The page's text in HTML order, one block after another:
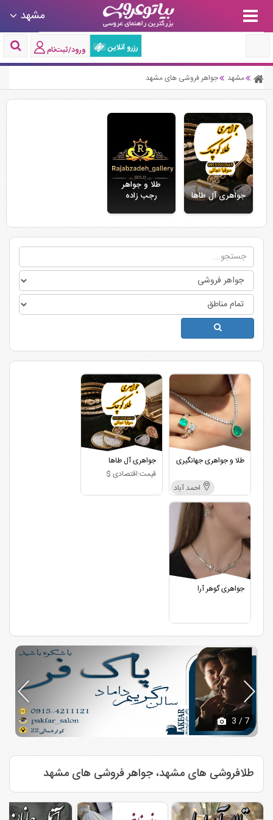
مشهد
رزرو آنلاین ورود/ثبت‌نام
مشهد جواهر فروشی های مشهد
جواهری آل طاها
طلا و جواهر
رجب زاده
طلا و جواهری جهانگیری
احمد آباد
جواهری آل طاها
قیمت:اقتصادی $
جواهری گوهر آرا
3 / 7
طلافروشی های مشهد، جواهر فروشی های مشهد